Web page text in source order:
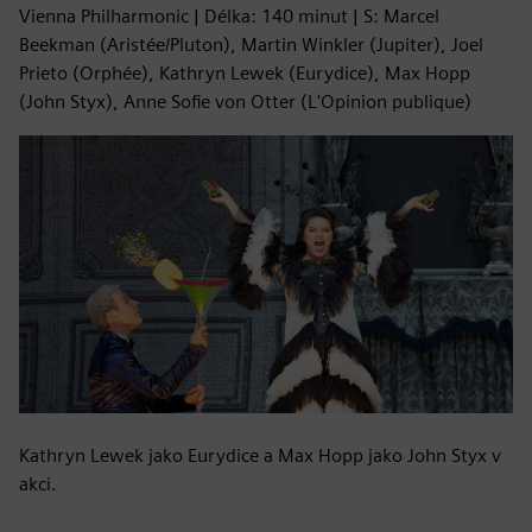
Vienna Philharmonic | Délka: 140 minut | S: Marcel
Beekman (Aristée/Pluton), Martin Winkler (Jupiter), Joel
Prieto (Orphée), Kathryn Lewek (Eurydice), Max Hopp
(John Styx), Anne Sofie von Otter (L'Opinion publique)
Kathryn Lewek jako Eurydice a Max Hopp jako John Styx v
akci.